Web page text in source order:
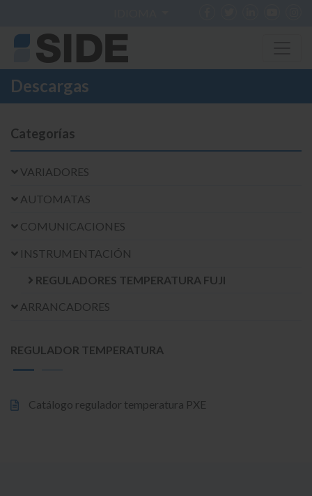
Descargas
REGULADOR TEMPERATURA
Catálogo regulador temperatura PXE
Categorías
VARIADORES
AUTOMATAS
COMUNICACIONES
INSTRUMENTACIÓN
REGULADORES TEMPERATURA FUJI
ARRANCADORES